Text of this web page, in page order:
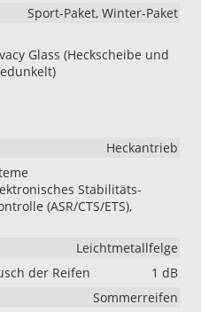
Sport-Paket, Winter-Paket
Glass (Heckscheibe und
Heckantrieb
Stabilitäts-
(ASR/CTS/ETS),
Leichtmetallfelge
der Reifen
1 dB
Sommerreifen